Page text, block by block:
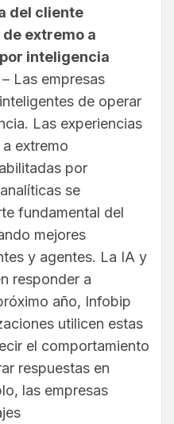
del cliente
extremo a
inteligencia
– Las empresas
de operar
Las experiencias
extremo
por
se
fundamental del
mejores
y agentes. La IA y
responder a
año, Infobip
utilicen estas
el comportamiento
respuestas en
las empresas